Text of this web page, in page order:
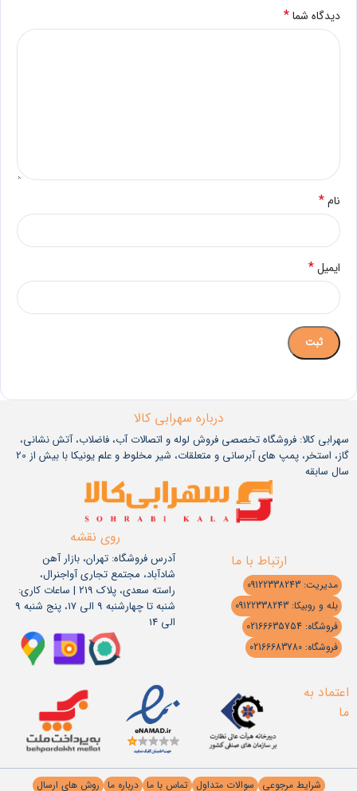
دیدگاه شما*
نام*
ایمیل*
درباره سهرابی کالا
سهرابی کالا: فروشگاه تخصصی فروش لوله و اتصالات آب، فاضلاب، آتش نشانی،
گاز، استخر، پمپ های آبرسانی و متعلقات، شیر مخلوط و علم یونیکا با بیش از 20
سال سابقه
ارتباط با ما
مدیریت: 09122338243
بله و روبیکا: 09122338243
فروشگاه: 02166635754
فروشگاه: 02166683780
روی نقشه
آدرس فروشگاه: تهران، بازار آهن
شادآباد، مجتمع تجاری آواجنرال،
راسته سعدی، پلاک 219 | ساعات کاری:
شنبه تا چهارشنبه 9 الی 17، پنج شنبه 9
الی 14
اعتماد به
ما
شرایط مرجوعی سوالات متداول تماس با ما درباره ما روش های ارسال